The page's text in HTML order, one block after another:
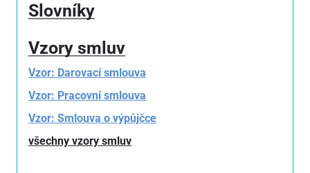
Slovníky
Vzory smluv
Vzor: Darovací smlouva
Vzor: Pracovní smlouva
Vzor: Smlouva o výpůjčce
všechny vzory smluv